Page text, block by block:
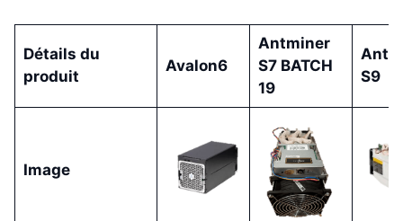
Détails du
produit
Avalon6
Antminer
S7 BATCH
19
S9
Image